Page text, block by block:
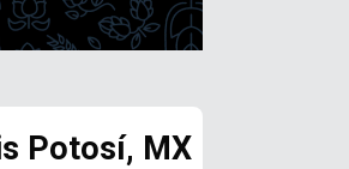
Potosí, MX